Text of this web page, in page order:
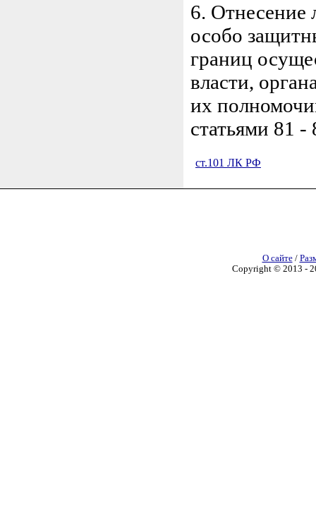
6. Отнесение
особо
границ
власти,
их
статьями 81 -
ст.101 ЛК РФ
О сайте/
Copyright © 2013 -